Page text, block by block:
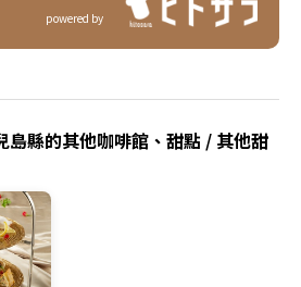
powered by
縣的其他咖啡館、甜點 / 其他甜